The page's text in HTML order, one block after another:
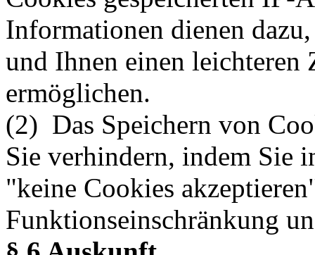
Informationen dienen
und Ihnen einen leichteren
ermöglichen.
(2) Das Speichern von
Sie verhindern, indem Sie
"keine Cookies
Funktionseinschränkung